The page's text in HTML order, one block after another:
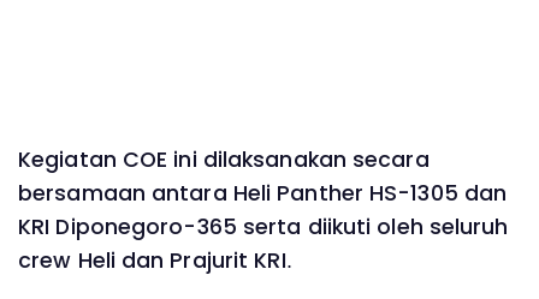
Kegiatan COE ini dilaksanakan secara
bersamaan antara Heli Panther HS-1305 dan
KRI Diponegoro-365 serta diikuti oleh seluruh
crew Heli dan Prajurit KRI.